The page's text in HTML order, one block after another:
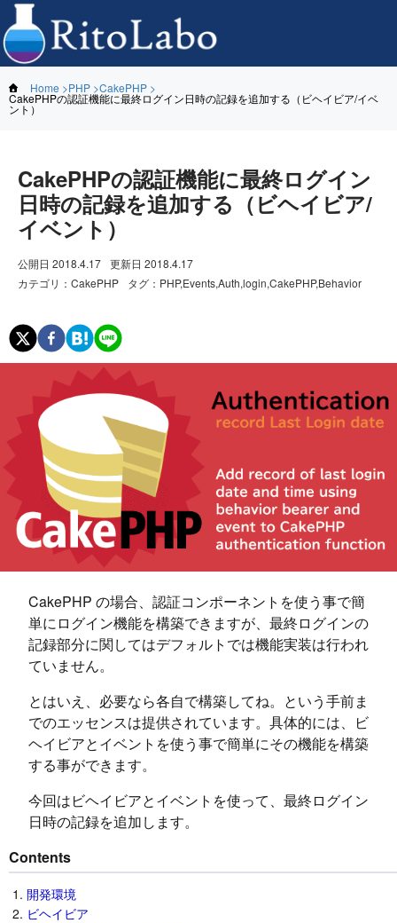
Home PHP CakePHP
CakePHPの認証機能に最終ログイン日時の記録を追加する（ビヘイビア/イベ
ント）
CakePHPの認証機能に最終ログイン
日時の記録を追加する（ビヘイビア/
イベント）
公開日 2018.4.17 更新日 2018.4.17
カテゴリ ： CakePHP タグ ： PHP,Events,Auth,login,CakePHP,Behavior
CakePHP の場合、認証コンポーネントを使う事で簡
単にログイン機能を構築できますが、最終ログインの
記録部分に関してはデフォルトでは機能実装は行われ
ていません。
とはいえ、必要なら各自で構築してね。という手前ま
でのエッセンスは提供されています。具体的には、ビ
ヘイビアとイベントを使う事で簡単にその機能を構築
する事ができます。
今回はビヘイビアとイベントを使って、最終ログイン
日時の記録を追加します。
Contents
開発環境
ビヘイビア